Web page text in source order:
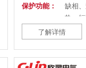
保护功能：
缺相
热、
外形尺寸：
安装尺寸：
了解详情